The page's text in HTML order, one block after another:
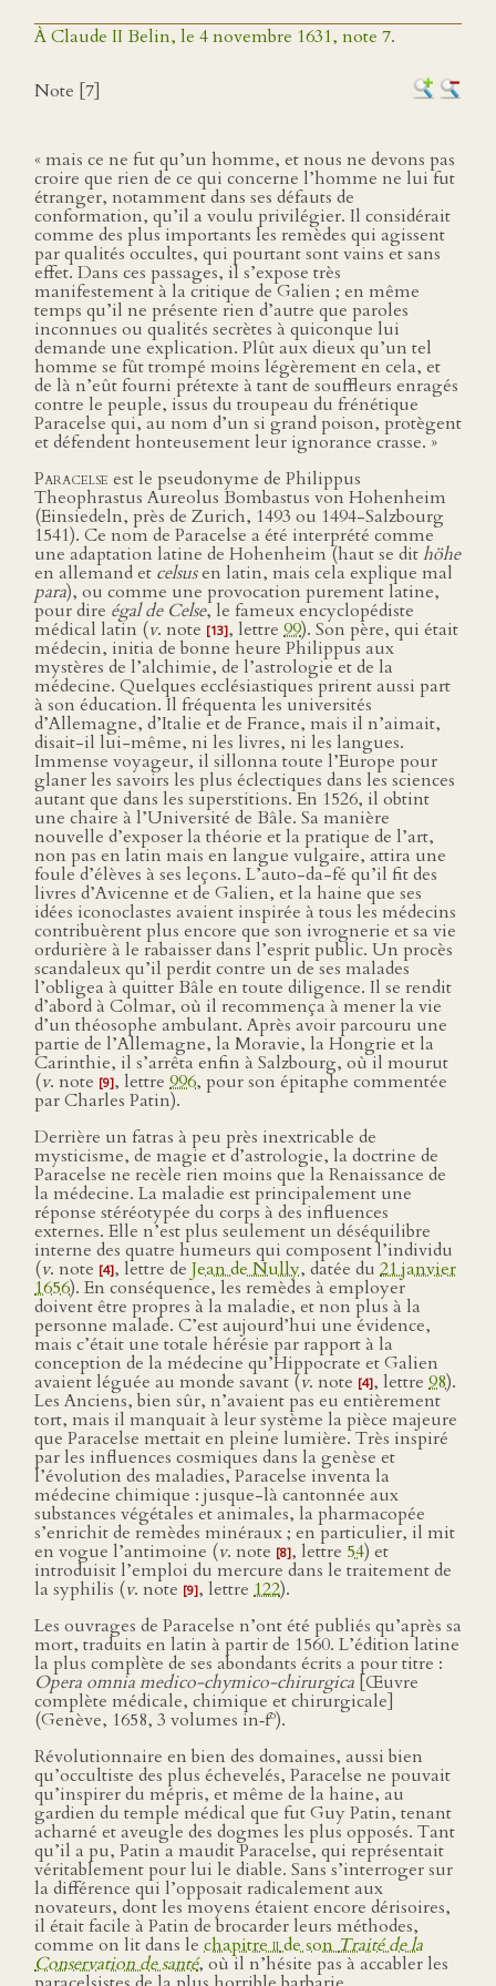
À Claude II Belin, le 4 novembre 1631, note 7.
Note [7]
« mais ce ne fut qu’un homme, et nous ne devons pas
croire que rien de ce qui concerne l’homme ne lui fut
étranger, notamment dans ses défauts de
conformation, qu’il a voulu privilégier. Il considérait
comme des plus importants les remèdes qui agissent
par qualités occultes, qui pourtant sont vains et sans
effet. Dans ces passages, il s’expose très
manifestement à la critique de Galien ; en même
temps qu’il ne présente rien d’autre que paroles
inconnues ou qualités secrètes à quiconque lui
demande une explication. Plût aux dieux qu’un tel
homme se fût trompé moins légèrement en cela, et
de là n’eût fourni prétexte à tant de souffleurs enragés
contre le peuple, issus du troupeau du frénétique
Paracelse qui, au nom d’un si grand poison, protègent
et défendent honteusement leur ignorance crasse. »
Paracelse est le pseudonyme de Philippus
Theophrastus Aureolus Bombastus von Hohenheim
(Einsiedeln, près de Zurich, 1493 ou 1494-Salzbourg
1541). Ce nom de Paracelse a été interprété comme
une adaptation latine de Hohenheim (haut se dithöhe
en allemand et celsusen latin, mais cela explique mal
para), ou comme une provocation purement latine,
pour dire égal de Celse, le fameux encyclopédiste
médical latin (v. note [13], lettre 99). Son père, qui était
médecin, initia de bonne heure Philippus aux
mystères de l’alchimie, de l’astrologie et de la
médecine. Quelques ecclésiastiques prirent aussi part
à son éducation. Il fréquenta les universités
d’Allemagne, d’Italie et de France, mais il n’aimait,
disait-il lui-même, ni les livres, ni les langues.
Immense voyageur, il sillonna toute l’Europe pour
glaner les savoirs les plus éclectiques dans les sciences
autant que dans les superstitions. En 1526, il obtint
une chaire à l’Université de Bâle. Sa manière
nouvelle d’exposer la théorie et la pratique de l’art,
non pas en latin mais en langue vulgaire, attira une
foule d’élèves à ses leçons. L’auto-da-fé qu’il fit des
livres d’Avicenne et de Galien, et la haine que ses
idées iconoclastes avaient inspirée à tous les médecins
contribuèrent plus encore que son ivrognerie et sa vie
ordurière à le rabaisser dans l’esprit public. Un procès
scandaleux qu’il perdit contre un de ses malades
l’obligea à quitter Bâle en toute diligence. Il se rendit
d’abord à Colmar, où il recommença à mener la vie
d’un théosophe ambulant. Après avoir parcouru une
partie de l’Allemagne, la Moravie, la Hongrie et la
Carinthie, il s’arrêta enfin à Salzbourg, où il mourut
(v. note [9], lettre 996, pour son épitaphe commentée
par Charles Patin).
Derrière un fatras à peu près inextricable de
mysticisme, de magie et d’astrologie, la doctrine de
Paracelse ne recèle rien moins que la Renaissance de
la médecine. La maladie est principalement une
réponse stéréotypée du corps à des influences
externes. Elle n’est plus seulement un déséquilibre
interne des quatre humeurs qui composent l’individu
(v. note [4], lettre de Jean de Nully, datée du 21 janvier
1656). En conséquence, les remèdes à employer
doivent être propres à la maladie, et non plus à la
personne malade. C’est aujourd’hui une évidence,
mais c’était une totale hérésie par rapport à la
conception de la médecine qu’Hippocrate et Galien
avaient léguée au monde savant (v. note [4], lettre 98).
Les Anciens, bien sûr, n’avaient pas eu entièrement
tort, mais il manquait à leur système la pièce majeure
que Paracelse mettait en pleine lumière. Très inspiré
par les influences cosmiques dans la genèse et
l’évolution des maladies, Paracelse inventa la
médecine chimique : jusque-là cantonnée aux
substances végétales et animales, la pharmacopée
s’enrichit de remèdes minéraux ; en particulier, il mit
en vogue l’antimoine (v. note [8], lettre 54) et
introduisit l’emploi du mercure dans le traitement de
la syphilis (v. note [9], lettre 122).
Les ouvrages de Paracelse n’ont été publiés qu’après sa
mort, traduits en latin à partir de 1560. L’édition latine
la plus complète de ses abondants écrits a pour titre :
Opera omnia medico-chymico-chirurgica [Œuvre
complète médicale, chimique et chirurgicale]
(Genève, 1658, 3 volumes in‑fo).
Révolutionnaire en bien des domaines, aussi bien
qu’occultiste des plus échevelés, Paracelse ne pouvait
qu’inspirer du mépris, et même de la haine, au
gardien du temple médical que fut Guy Patin, tenant
acharné et aveugle des dogmes les plus opposés. Tant
qu’il a pu, Patin a maudit Paracelse, qui représentait
véritablement pour lui le diable. Sans s’interroger sur
la différence qui l’opposait radicalement aux
novateurs, dont les moyens étaient encore dérisoires,
il était facile à Patin de brocarder leurs méthodes,
comme on lit dans le chapitreiide sonTraité de la
Conservation de santé, où il n’hésite pas à accabler les